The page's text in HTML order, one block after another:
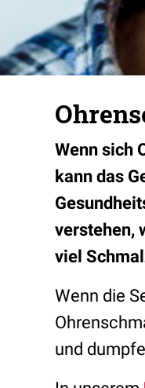
Wenn sich
kann das
verstehen,
viel
Wenn die
und